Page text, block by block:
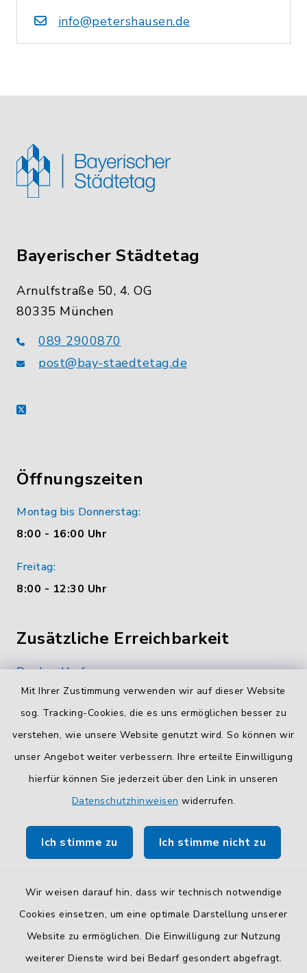
Mit Ihrer Zustimmung verwenden wir auf dieser Website
sog. Tracking-Cookies, die es uns ermöglichen besser zu
verstehen, wie unsere Website genutzt wird. So können wir
unser Angebot weiter verbessern. Ihre erteilte Einwilligung
hierfür können Sie jederzeit über den Link in unseren
Datenschutzhinweisen widerrufen.
Ich stimme zu Ich stimme nicht zu
Wir weisen darauf hin, dass wir technisch notwendige
Cookies einsetzen, um eine optimale Darstellung unserer
Website zu ermöglichen. Die Einwilligung zur Nutzung
weiterer Dienste wird bei Bedarf gesondert abgefragt.
info@petershausen.de
Bayerischer Städtetag
Arnulfstraße 50, 4. OG
80335 München
089 2900870
post@bay-staedtetag.de
X
Öffnungszeiten
Montag bis Donnerstag:
8:00 - 16:00 Uhr
Freitag:
8:00 - 12:30 Uhr
Zusätzliche Erreichbarkeit
Durchwahlrufnummern
Die Durchwahlrufnummern unserer Mitarbeiterinnen
und Mitarbeiter finden Siehier.
Kontaktformular
SicheresKontaktformularmit BayernID verwenden.
So finden Sie uns.